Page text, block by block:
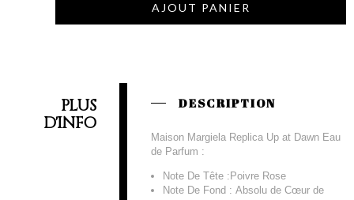
AJOUT PANIER
PLUS
D'INFO
DESCRIPTION
Maison Margiela Replica Up at Dawn Eau
de Parfum :
Note De Tête :Poivre Rose
Note De Fond : Absolu de Cœur de